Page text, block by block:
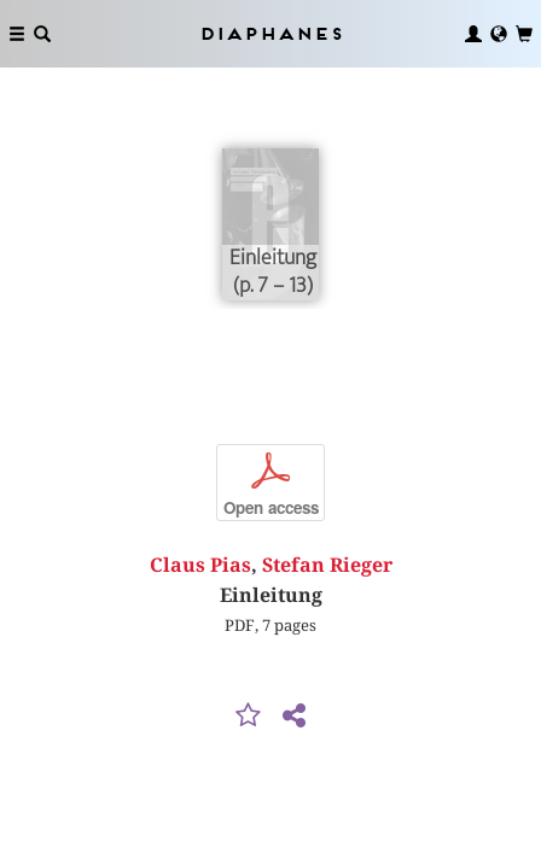
Diaphanes
Einleitung
(p. 7 – 13)
p
Open access
Claus Pias, Stefan Rieger
Einleitung
PDF, 7 pages